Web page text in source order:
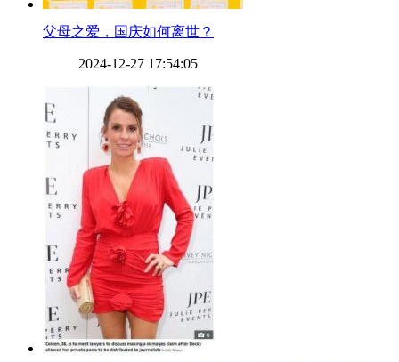
​父母之爱，国庆如何离世？
2024-12-27 17:54:05